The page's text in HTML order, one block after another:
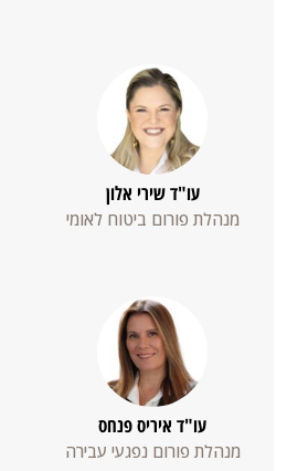
extra
speelgeld
en
gratis
spins.
עו"ד שירי אלון
מנהלת פורום ביטוח לאומי
עו"ד איריס פנחס
מנהלת פורום נפגעי עבירה